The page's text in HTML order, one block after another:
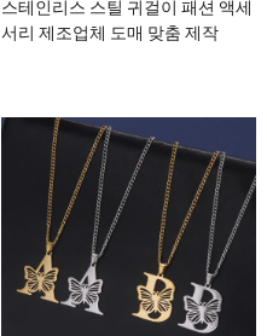
스테인리스 스틸 귀걸이 패션 액세
서리 제조업체 도매 맞춤 제작